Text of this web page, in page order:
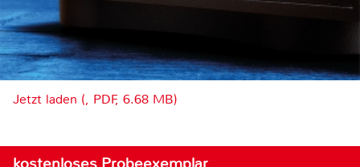
Jetzt laden (, PDF, 6.68 MB)